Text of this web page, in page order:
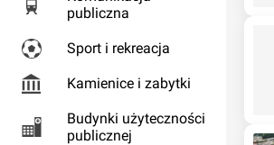
publiczna
Sport i rekreacja
Kamienice i zabytki
Budynki użyteczności
publicznej